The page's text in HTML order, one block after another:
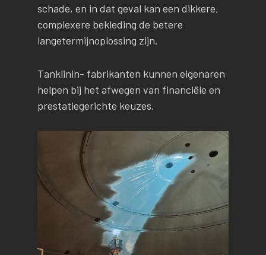
schade, en in dat geval kan een dikkere,
complexere bekleding de betere
langetermijnoplossing zijn.
Tanklinin- fabrikanten kunnen eigenaren
helpen bij het afwegen van financiële en
prestatiegerichte keuzes.